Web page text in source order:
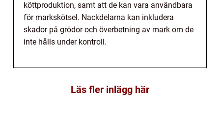
köttproduktion, samt att de kan vara användbara
för markskötsel. Nackdelarna kan inkludera
skador på grödor och överbetning av mark om de
inte hålls under kontroll.
Läs fler inlägg här